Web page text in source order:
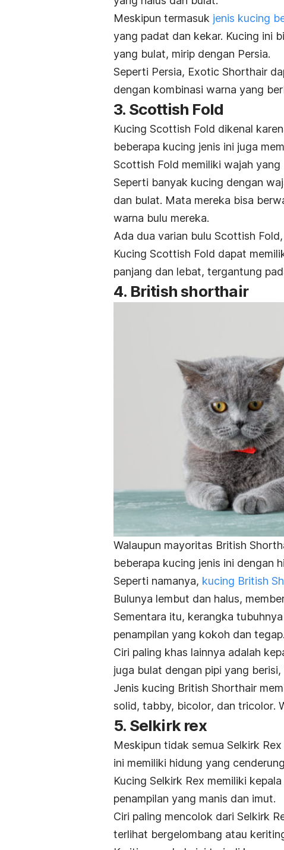
Meskipun termasuk jenis kucing
yang padat dan kekar. Kucing ini
yang bulat, mirip dengan Persia.
Seperti Persia, Exotic Shorthair
dengan kombinasi warna yang
3. Scottish Fold
Kucing Scottish Fold dikenal
beberapa kucing jenis ini juga
Scottish Fold memiliki wajah
Seperti banyak kucing dengan
dan bulat. Mata mereka bisa
warna bulu mereka.
Ada dua varian bulu Scottish Fold
Kucing Scottish Fold dapat
panjang dan lebat, tergantung
4. British shorthair
Walaupun mayoritas British
beberapa kucing jenis ini dengan
Seperti namanya, kucing British
Bulunya lembut dan halus,
Sementara itu, kerangka
penampilan yang kokoh dan tegap.
Ciri paling khas lainnya adalah
juga bulat dengan pipi yang
Jenis kucing British Shorthair
solid, tabby, bicolor, dan tricolor.
5. Selkirk rex
Meskipun tidak semua Selkirk
ini memiliki hidung yang
Kucing Selkirk Rex memiliki
penampilan yang manis dan imut.
Ciri paling mencolok dari Selkirk
terlihat bergelombang atau